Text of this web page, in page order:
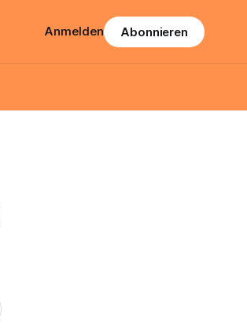
Anmelden Abonnieren